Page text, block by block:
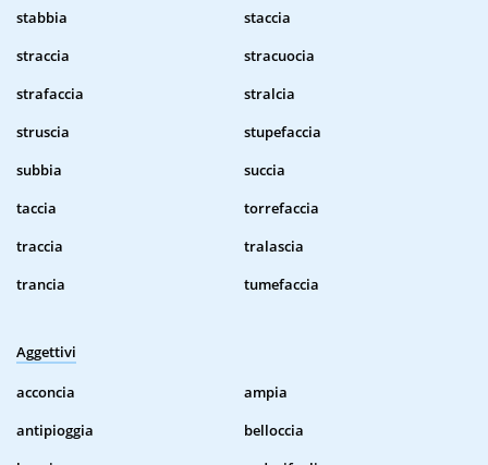
stabbia
staccia
straccia
stracuocia
strafaccia
stralcia
struscia
stupefaccia
subbia
succia
taccia
torrefaccia
traccia
tralascia
trancia
tumefaccia
Aggettivi
acconcia
ampia
antipioggia
belloccia